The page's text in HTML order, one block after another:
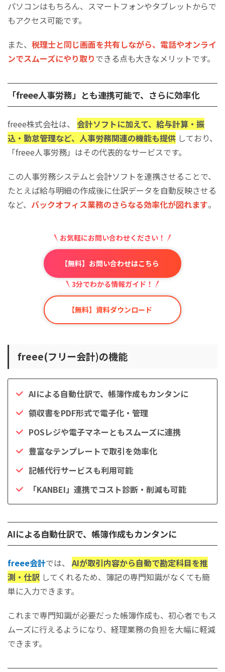
パソコンはもちろん、スマートフォンやタブレットからで
もアクセス可能です。
また、 税理士と同じ画面を共有しながら、電話やオンライ
ンでスムーズにやり取りできる点も大きなメリットです。
「freee人事労務」とも連携可能で、さらに効率化
freee株式会社は、 会計ソフトに加えて、給与計算・振
込・勤怠管理など、人事労務関連の機能も提供 しており、
「freee人事労務」はその代表的なサービスです。
この人事労務システムと会計ソフトを連携させることで、
たとえば給与明細の作成後に仕訳データを自動反映させる
など、 バックオフィス業務のさらなる効率化が図れます。
お気軽にお問い合わせください！
【無料】お問い合わせはこちら
3分でわかる情報ガイド！
【無料】資料ダウンロード
freee(フリー会計)の機能
AIによる自動仕訳で、帳簿作成もカンタンに
領収書をPDF形式で電子化・管理
POSレジや電子マネーともスムーズに連携
豊富なテンプレートで取引を効率化
記帳代行サービスも利用可能
「KANBEI」連携でコスト診断・削減も可能
AIによる自動仕訳で、帳簿作成もカンタンに
freee会計では、AIが取引内容から自動で勘定科目を推
測・仕訳 してくれるため、簿記の専門知識がなくても簡
単に入力できます。
これまで専門知識が必要だった帳簿作成も、初心者でもス
ムーズに行えるようになり、経理業務の負担を大幅に軽減
できます。